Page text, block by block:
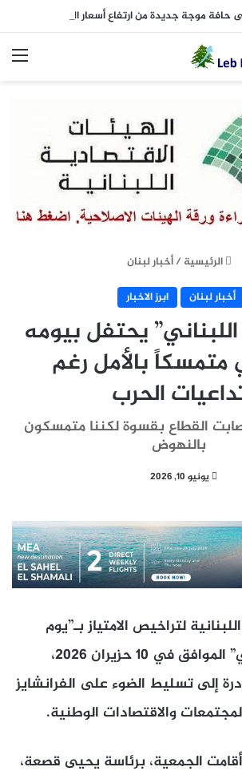
حافة موجة جديدة من ارتفاع أسعار الغذاء
الرئيسية / أخبار لبنان
أخبار لبنان
ابرز الاخبار
اللبناني” يحتفل بيومه
متمسكاً بالأمل رغم
الحرب
القطاع بقسوة لكننا متمسكون
بالنهوض
يونيو 10, 2026
لتراخيص الامتياز بـ”يوم
الفرانشايز العالمي” الموافق في 10 حزيران 2026،
إلى تسليط الضوء على الفرانشايز
والاقتصادات الوطنية.
الجمعية، برئاسة يحيى قصعة،